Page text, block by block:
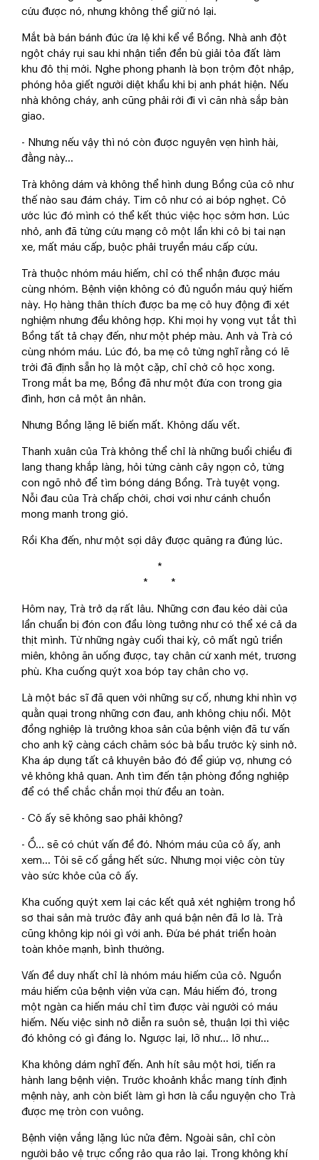
cứu được nó, nhưng không thể giữ nó lại.
Mắt bà bán bánh đúc ứa lệ khi kể về Bồng. Nhà anh đột
ngột cháy rụi sau khi nhận tiền đền bù giải tỏa đất làm
khu đô thị mới. Nghe phong phanh là bọn trộm đột nhập,
phóng hỏa giết người diệt khẩu khi bị anh phát hiện. Nếu
nhà không cháy, anh cũng phải rời đi vì căn nhà sắp bàn
giao.
- Nhưng nếu vậy thì nó còn được nguyên vẹn hình hài,
đằng này…
Trà không dám và không thể hình dung Bồng của cô như
thế nào sau đám cháy. Tim cô như có ai bóp nghẹt. Cô
ước lúc đó mình có thể kết thúc việc học sớm hơn. Lúc
nhỏ, anh đã từng cứu mạng cô một lần khi cô bị tai nạn
xe, mất máu cấp, buộc phải truyền máu cấp cứu.
Trà thuộc nhóm máu hiếm, chỉ có thể nhận được máu
cùng nhóm. Bệnh viện không có đủ nguồn máu quý hiếm
này. Họ hàng thân thích được ba mẹ cô huy động đi xét
nghiệm nhưng đều không hợp. Khi mọi hy vọng vụt tắt thì
Bồng tất tả chạy đến, như một phép màu. Anh và Trà có
cùng nhóm máu. Lúc đó, ba mẹ cô từng nghĩ rằng có lẽ
trời đã định sẵn họ là một cặp, chỉ chờ cô học xong.
Trong mắt ba mẹ, Bồng đã như một đứa con trong gia
đình, hơn cả một ân nhân.
Nhưng Bồng lặng lẽ biến mất. Không dấu vết.
Thanh xuân của Trà không thể chỉ là những buổi chiều đi
lang thang khắp làng, hỏi từng cành cây ngọn cỏ, từng
con ngõ nhỏ để tìm bóng dáng Bồng. Trà tuyệt vọng.
Nỗi đau của Trà chấp chới, chơi vơi như cánh chuồn
mong manh trong gió.
Rồi Kha đến, như một sợi dây được quăng ra đúng lúc.
*
* *
Hôm nay, Trà trở dạ rất lâu. Những cơn đau kéo dài của
lần chuẩn bị đón con đầu lòng tưởng như có thể xé cả da
thịt mình. Từ những ngày cuối thai kỳ, cô mất ngủ triền
miên, không ăn uống được, tay chân cứ xanh mét, trương
phù. Kha cuống quýt xoa bóp tay chân cho vợ.
Là một bác sĩ đã quen với những sự cố, nhưng khi nhìn vợ
quằn quại trong những cơn đau, anh không chịu nổi. Một
đồng nghiệp là trưởng khoa sản của bệnh viện đã tư vấn
cho anh kỹ càng cách chăm sóc bà bầu trước kỳ sinh nở.
Kha áp dụng tất cả khuyên bảo đó để giúp vợ, nhưng có
vẻ không khả quan. Anh tìm đến tận phòng đồng nghiệp
để có thể chắc chắn mọi thứ đều an toàn.
- Cô ấy sẽ không sao phải không?
- Ồ… sẽ có chút vấn đề đó. Nhóm máu của cô ấy, anh
xem… Tôi sẽ cố gắng hết sức. Nhưng mọi việc còn tùy
vào sức khỏe của cô ấy.
Kha cuống quýt xem lại các kết quả xét nghiệm trong hồ
sơ thai sản mà trước đây anh quá bận nên đã lơ là. Trà
cũng không kịp nói gì với anh. Đứa bé phát triển hoàn
toàn khỏe mạnh, bình thường.
Vấn đề duy nhất chỉ là nhóm máu hiếm của cô. Nguồn
máu hiếm của bệnh viện vừa cạn. Máu hiếm đó, trong
một ngàn ca hiến máu chỉ tìm được vài người có máu
hiếm. Nếu việc sinh nở diễn ra suôn sẻ, thuận lợi thì việc
đó không có gì đáng lo. Ngược lại, lỡ như… lỡ như…
Kha không dám nghĩ đến. Anh hít sâu một hơi, tiến ra
hành lang bệnh viện. Trước khoảnh khắc mang tính định
mệnh này, anh còn biết làm gì hơn là cầu nguyện cho Trà
được mẹ tròn con vuông.
Bệnh viện vắng lặng lúc nửa đêm. Ngoài sân, chỉ còn
người bảo vệ trực cổng rảo qua rảo lại. Trong không khí